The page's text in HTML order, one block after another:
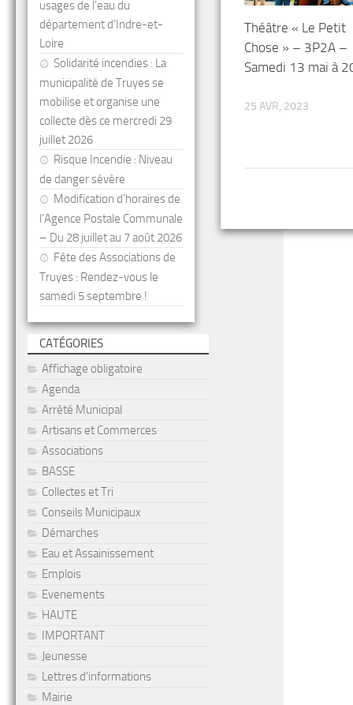
Théâtre « Le Petit
Chose » – 3P2A –
Samedi 13 mai à
25 AVR, 2023
usages de l’eau du
département d’Indre-et-
Loire
Solidarité incendies : La
municipalité de Truyes se
mobilise et organise une
collecte dès ce mercredi 29
juillet 2026
Risque Incendie : Niveau
de danger sévère
Modification d’horaires de
l’Agence Postale Communale
– Du 28 juillet au 7 août 2026
Fête des Associations de
Truyes : Rendez-vous le
samedi 5 septembre !
CATÉGORIES
Affichage obligatoire
Agenda
Arrêté Municipal
Artisans et Commerces
Associations
BASSE
Collectes et Tri
Conseils Municipaux
Démarches
Eau et Assainissement
Emplois
Evenements
HAUTE
IMPORTANT
Jeunesse
Lettres d'informations
Mairie